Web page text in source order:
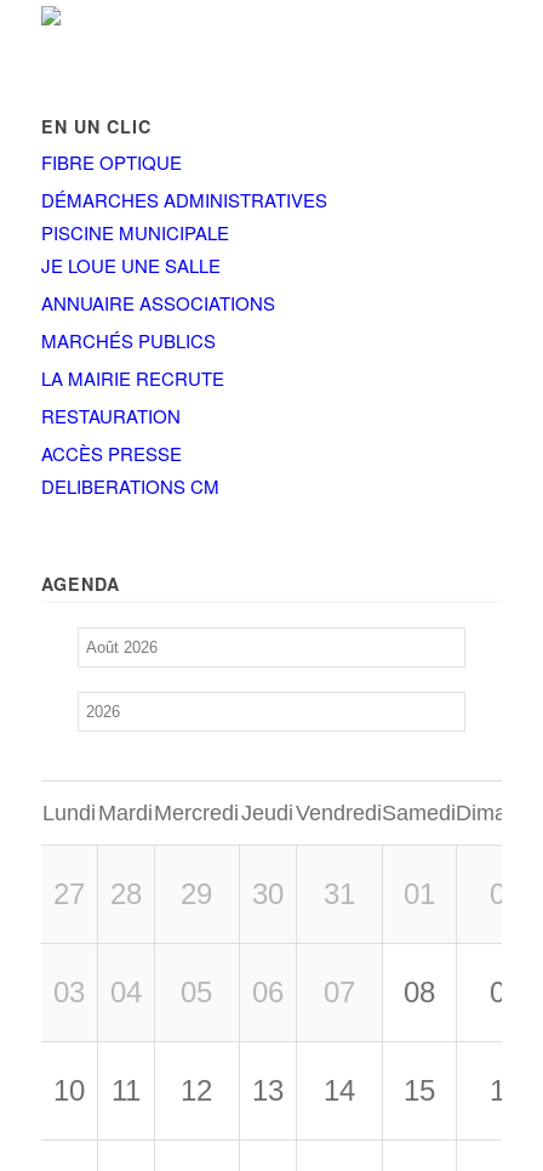
EN UN CLIC
FIBRE OPTIQUE
DÉMARCHES ADMINISTRATIVES
PISCINE MUNICIPALE
JE LOUE UNE SALLE
ANNUAIRE ASSOCIATIONS
MARCHÉS PUBLICS
LA MAIRIE RECRUTE
RESTAURATION
ACCÈS PRESSE
DELIBERATIONS CM
AGENDA
Lundi MardiMercrediJeudiVendrediSamedi
27 28 29 30 31 01 02
03 04 05 06 07 08 09
10 11 12 13 14 15 16